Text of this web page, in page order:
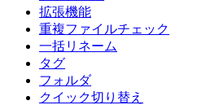
拡張機能
重複ファイルチェック
一括リネーム
タグ
フォルダ
クイック切り替え